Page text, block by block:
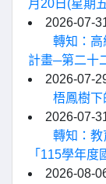
月20日(星期
2026-07-
轉知：高
計畫─第二十
2026-07-
梧鳳樹下
2026-07-
轉知：教
「115學年度
2026-08-